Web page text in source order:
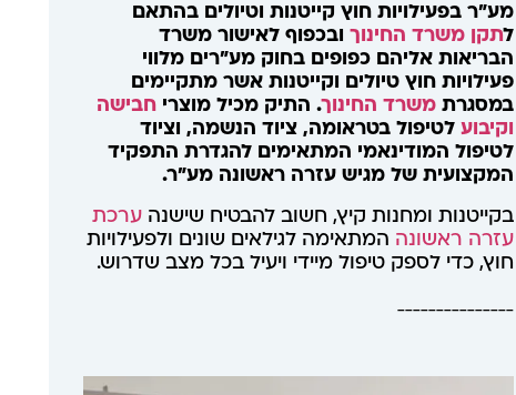
מע"ר בפעילויות חוץ קייטנות וטיולים בהתאם
לתקן משרד החינוך ובכפוף לאישור משרד
הבריאות אליהם כפופים בחוק מע"רים מלווי
פעילויות חוץ טיולים וקייטנות אשר מתקיימים
במסגרתמשרד החינוך. התיק מכיל מוצריחבישה
וקיבוע לטיפול בטראומה, ציוד הנשמה, וציוד
לטיפול המודינאמי המתאימים להגדרת התפקיד
המקצועית של מגיש עזרה ראשונה מע"ר.
בקייטנות ומחנות קיץ, חשוב להבטיח שישנהערכת
עזרה ראשונה המתאימה לגילאים שונים ולפעילויות
חוץ, כדי לספק טיפול מיידי ויעיל בכל מצב שדרוש.